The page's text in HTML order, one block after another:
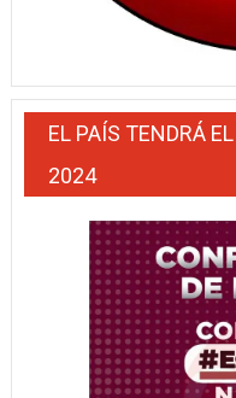
EL PAÍS TENDRÁ
2024